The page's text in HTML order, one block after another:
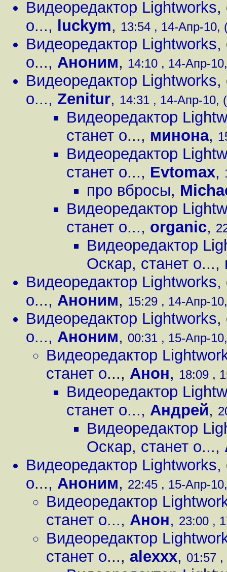
Видеоредактор
о..., luckym, 13:54 , 14-Апр-10,
Видеоредактор
о..., Аноним, 14:10 , 14-Апр-
Видеоредактор
о..., Zenitur, 14:31 , 14-Апр-10,
Видеоредактор
станет о..., минона,
Видеоредактор
станет о..., Evtomax,
про вбросы,
Видеоредактор
станет о..., organic,
Видеоредактор
Оскар, станет о...,
Видеоредактор
о..., Аноним, 15:29 , 14-Апр-
Видеоредактор
о..., Аноним, 00:31 , 15-Апр-
Видеоредактор
станет о..., Анон, 18:09 ,
Видеоредактор
станет о..., Андрей,
Видеоредактор
Оскар, станет о...,
Видеоредактор
о..., Аноним, 22:45 , 15-Апр-
Видеоредактор
станет о..., Анон, 23:00 ,
Видеоредактор
станет о..., alexxx, 01:57